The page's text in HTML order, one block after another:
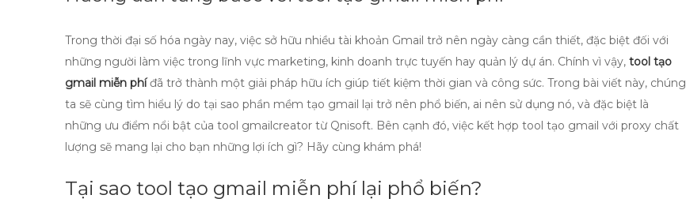
Trong thời đại số hóa ngày nay, việc sở hữu nhiều tài khoản Gmail trở nên ngày càng cần thiết, đặc biệt đối với
những người làm việc trong lĩnh vực marketing, kinh doanh trực tuyến hay quản lý dự án. Chính vì vậy, tool tạo
gmail miễn phíđã trở thành một giải pháp hữu ích giúp tiết kiệm thời gian và công sức. Trong bài viết này, chúng
ta sẽ cùng tìm hiểu lý do tại sao phần mềm tạo gmail lại trở nên phổ biến, ai nên sử dụng nó, và đặc biệt là
những ưu điểm nổi bật của tool gmailcreator từ Qnisoft. Bên cạnh đó, việc kết hợp tool tạo gmail với proxy chất
lượng sẽ mang lại cho bạn những lợi ích gì? Hãy cùng khám phá!
Tại sao tool tạo gmail miễn phí lại phổ biến?